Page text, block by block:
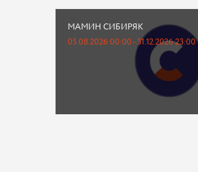
МАМИН СИБИРЯК
05.08.2026 00:00 - 31.12.2026 23:00